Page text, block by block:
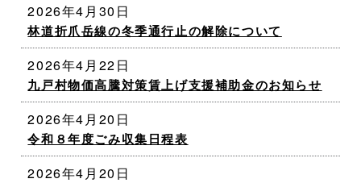
2026年4月30日
林道折爪岳線の冬季通行止の解除について
2026年4月22日
九戸村物価高騰対策賃上げ支援補助金のお知らせ
2026年4月20日
令和８年度ごみ収集日程表
2026年4月20日